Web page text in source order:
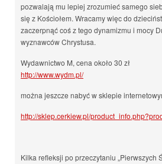
pozwalają mu lepiej zrozumieć samego
się z Kościołem. Wracamy więc do
zaczerpnąć coś z tego dynamizmu i mocy
wyznawców Chrystusa.
Wydawnictwo M, cena około 30 zł
http://www.wydm.pl/
można jeszcze nabyć w sklepie
http://sklep.cerkiew.pl/
Kilka refleksji po przeczytaniu „Pierwszych